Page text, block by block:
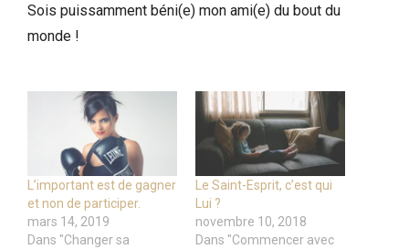
Sois puissamment béni(e) mon ami(e) du bout du
monde !
L’important est de gagner
et non de participer.
mars 14, 2019
Dans "Changer sa
Le Saint-Esprit, c’est qui
Lui ?
novembre 10, 2018
Dans "Commencer avec